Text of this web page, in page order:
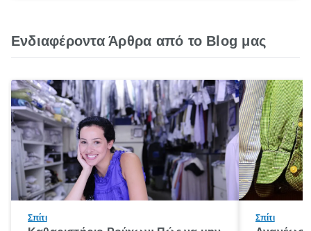
Ενδιαφέροντα Άρθρα από το Blog μας
Σπίτι Σπίτι